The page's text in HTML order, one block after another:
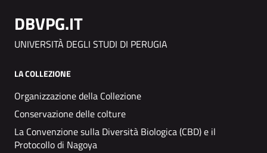
DBVPG.IT
UNIVERSITÀ DEGLI STUDI DI PERUGIA
LA COLLEZIONE
Organizzazione della Collezione
Conservazione delle colture
La Convenzione sulla Diversità Biologica (CBD) e il
Protocollo di Nagoya